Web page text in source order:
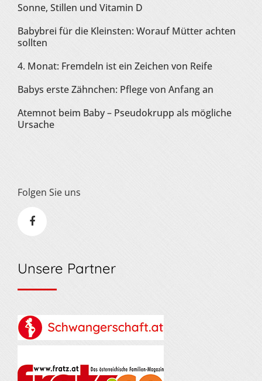
Sonne, Stillen und Vitamin D
Babybrei für die Kleinsten: Worauf Mütter achten
sollten
4. Monat: Fremdeln ist ein Zeichen von Reife
Babys erste Zähnchen: Pflege von Anfang an
Atemnot beim Baby – Pseudokrupp als mögliche
Ursache
Folgen Sie uns
Unsere Partner